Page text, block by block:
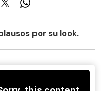
por su look.